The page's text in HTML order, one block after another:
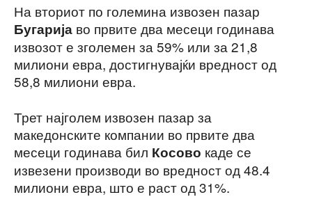
На вториот по големина извозен пазар
Бугарија во првите два месеци годинава
извозот е зголемен за 59% или за 21,8
милиони евра, достигнувајќи вредност од
58,8 милиони евра.
Трет најголем извозен пазар за
македонските компании во првите два
месеци годинава бил Косово каде се
извезени производи во вредност од 48.4
милиони евра, што е раст од 31%.